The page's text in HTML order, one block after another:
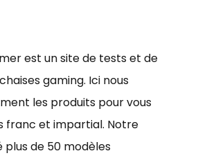
est un site de tests et de
gaming. Ici nous
les produits pour vous
franc et impartial. Notre
plus de 50 modèles